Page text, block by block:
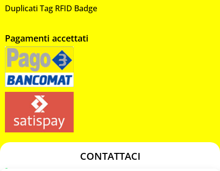
Duplicati Tag RFID Badge
Pagamenti accettati
CONTATTACI